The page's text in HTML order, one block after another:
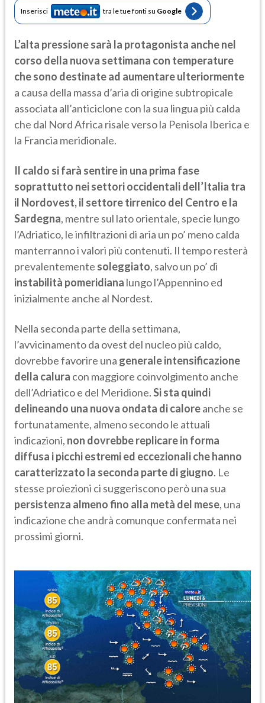
Inserisci tra le tue fonti su Google
L’alta pressione sarà la protagonista anche nel
corso della nuova settimana con temperature
che sono destinate ad aumentare ulteriormente
a causa della massa d’aria di origine subtropicale
associata all’anticiclone con la sua lingua più calda
che dal Nord Africa risale verso la Penisola Iberica e
la Francia meridionale.
Il caldo si farà sentire in una prima fase
soprattutto nei settori occidentali dell’Italia tra
il Nordovest, il settore tirrenico del Centro e la
Sardegna, mentre sul lato orientale, specie lungo
l’Adriatico, le infiltrazioni di aria un po’ meno calda
manterranno i valori più contenuti. Il tempo resterà
prevalentemente soleggiato, salvo un po’ di
instabilità pomeridiana lungo l’Appennino ed
inizialmente anche al Nordest.
Nella seconda parte della settimana,
l’avvicinamento da ovest del nucleo più caldo,
dovrebbe favorire una generale intensificazione
della calura con maggiore coinvolgimento anche
dell’Adriatico e del Meridione.Si sta quindi
delineando una nuova ondata di caloreanche se
fortunatamente, almeno secondo le attuali
indicazioni, non dovrebbe replicare in forma
diffusa i picchi estremi ed eccezionali che hanno
caratterizzato la seconda parte di giugno. Le
stesse proiezioni ci suggeriscono però una sua
persistenza almeno fino alla metà del mese, una
indicazione che andrà comunque confermata nei
prossimi giorni.